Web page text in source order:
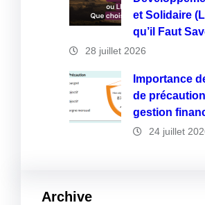
et Solidaire
qu’il Faut
28 juillet 2026
Importance
de
gestion
24 juillet
Archive